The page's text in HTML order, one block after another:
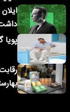
پویا